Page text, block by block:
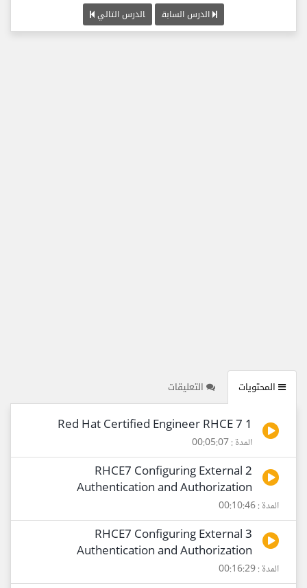
الدرس السابق الدرس التالي
المحتويات التعليقات
1 Red Hat Certified Engineer RHCE 7
المدة : 00:05:07
2 RHCE7 Configuring External
Authentication and Authorization
المدة : 00:10:46
3 RHCE7 Configuring External
Authentication and Authorization
المدة : 00:16:29